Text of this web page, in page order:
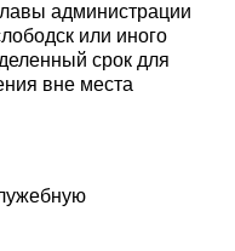
администрации
или иного
срок для
вне места